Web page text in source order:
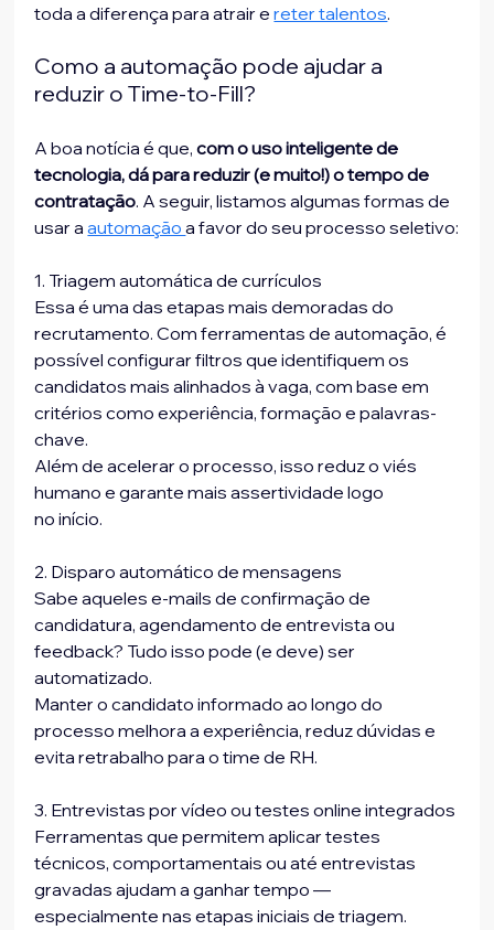
toda a diferença para atrair e reter talentos.
Como a automação pode ajudar a
reduzir o Time-to-Fill?
A boa notícia é que, com o uso inteligente de
tecnologia, dá para reduzir (e muito!) o tempo de
contratação. A seguir, listamos algumas formas de
usar a automação a favor do seu processo seletivo:
1. Triagem automática de currículos
Essa é uma das etapas mais demoradas do
recrutamento. Com ferramentas de automação, é
possível configurar filtros que identifiquem os
candidatos mais alinhados à vaga, com base em
critérios como experiência, formação e palavras-
chave.
Além de acelerar o processo, isso reduz o viés
humano e garante mais assertividade logo
no início.
2. Disparo automático de mensagens
Sabe aqueles e-mails de confirmação de
candidatura, agendamento de entrevista ou
feedback? Tudo isso pode (e deve) ser
automatizado.
Manter o candidato informado ao longo do
processo melhora a experiência, reduz dúvidas e
evita retrabalho para o time de RH.
3. Entrevistas por vídeo ou testes online integrados
Ferramentas que permitem aplicar testes
técnicos, comportamentais ou até entrevistas
gravadas ajudam a ganhar tempo —
especialmente nas etapas iniciais de triagem.